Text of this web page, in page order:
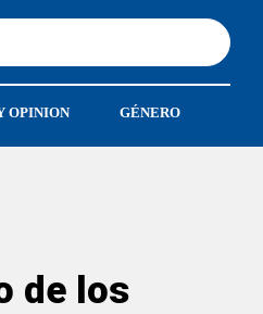
OPINION GÉNERO
de los